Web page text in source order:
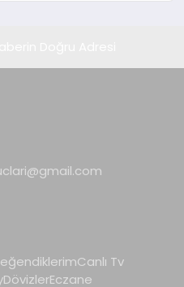
Canlı Tv
DövizlerEczane